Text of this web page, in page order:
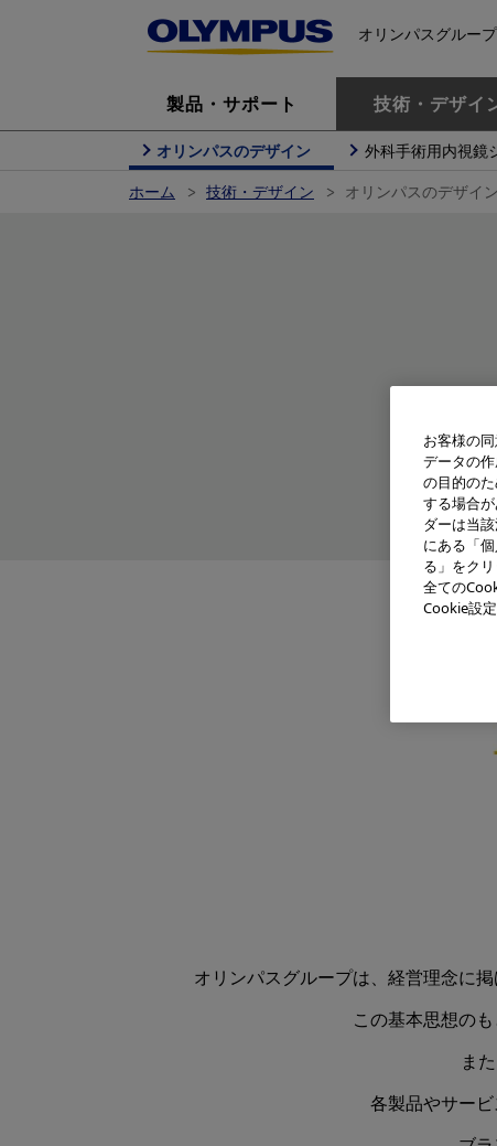
オリンパスグルー
製品・サポート 技術・デザイ
オリンパスのデザイン 外科手術用内視鏡
ホーム
技術・デザイン オリンパスのデザイン
オリンパスグループは、経営理念に
この基本思想の
ま
各製品やサー
お客様の
データの
の目的の
する場合
ダーは当
にある「
る」をク
全ての
Cookie設